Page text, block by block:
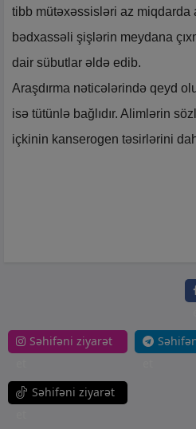
tibb mütəxəssisləri az miqdarda
bədxassəli şişlərin meydana
dair sübutlar əldə edib.
Araşdırma nəticələrində qeyd
isə tütünlə bağlıdır. Alimlərin
içkinin kanserogen təsirlərini
Səhifəni ziyarət
Səhifəni ziyarət